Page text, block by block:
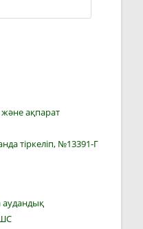
ақпарат
тіркеліп, №13391-Г
аудандық